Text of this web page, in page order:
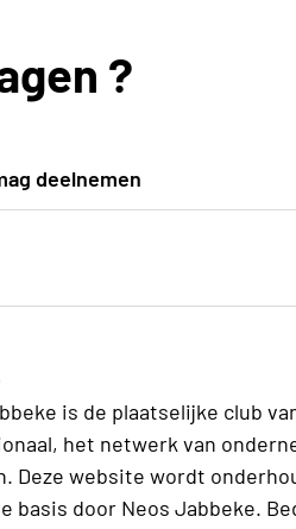
?
deelnemen
is de plaatselijke club
het netwerk van
Deze website wordt
basis door Neos Jabbeke.